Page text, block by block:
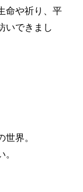
命や祈り、平
いできまし
界。